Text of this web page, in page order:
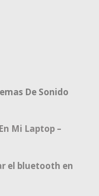
De Sonido
Mi Laptop –
el bluetooth en